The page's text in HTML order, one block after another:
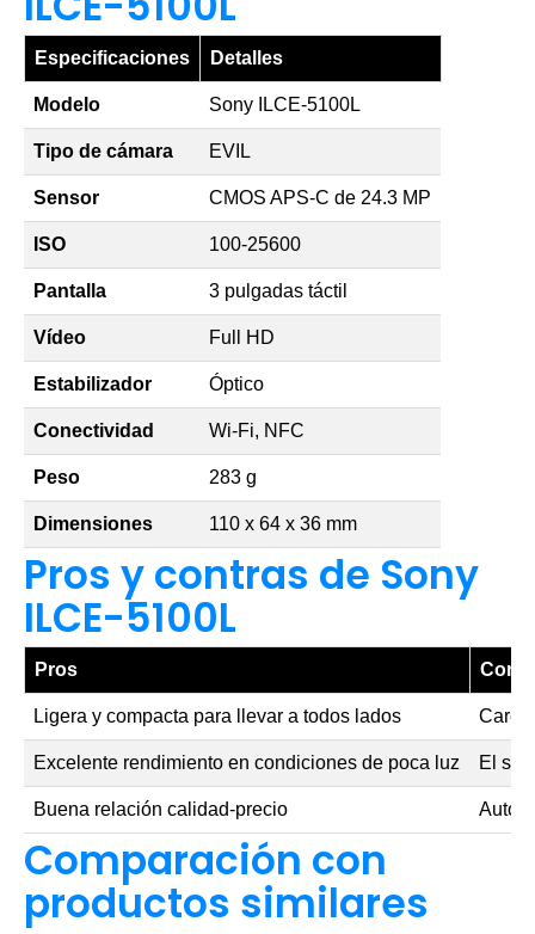
Especificaciones Detalles
Modelo Sony ILCE-5100L
Tipo de cámara EVIL
Sensor CMOS APS-C de 24.3 MP
ISO 100-25600
Pantalla 3 pulgadas táctil
Vídeo Full HD
Estabilizador Óptico
Conectividad Wi-Fi, NFC
Peso 283 g
Dimensiones 110 x 64 x 36 mm
Pros y contras de Sony
ILCE-5100L
Pros
Ligera y compacta para llevar a todos lados
Excelente rendimiento en condiciones de poca luz El
Buena relación calidad-precio
Comparación con
productos similares